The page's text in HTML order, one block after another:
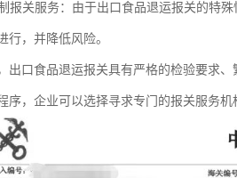
报关服务：由于出口食品退运报关的特
行，并降低风险。
出口食品退运报关具有严格的检验要求
序，企业可以选择寻求专门的报关服务机